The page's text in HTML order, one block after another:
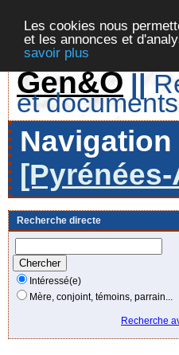
Les cookies nous
et les annonces et
savoir plus
Gen&O ||
et
Navigation
Recherche directe
Intéressé(e)
Mère, conjoint, témoins, parrain...
Recherche